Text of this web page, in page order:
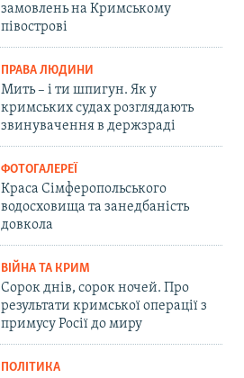
замовлень на Кримському
півострові
ПРАВА ЛЮДИНИ
Мить – і ти шпигун. Як у
кримських судах розглядають
звинувачення в держзраді
ФОТОГАЛЕРЕЇ
Краса Сімферопольського
водосховища та занедбаність
довкола
ВІЙНА ТА КРИМ
Сорок днів, сорок ночей. Про
результати кримської операції з
примусу Росії до миру
ПОЛІТИКА